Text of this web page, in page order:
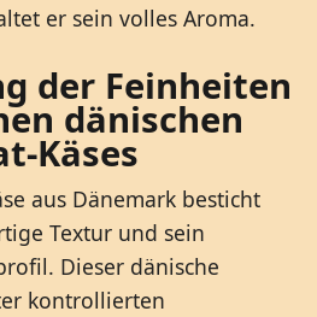
er sein volles Aroma.
der Feinheiten
dänischen
Käses
aus Dänemark besticht
Textur und sein
Dieser dänische
kontrollierten